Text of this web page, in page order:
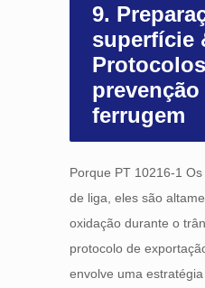
9.
superfície
prevenção
ferrugem
Porque PT 10216-1
de liga, eles são
oxidação durante o
protocolo de
envolve uma